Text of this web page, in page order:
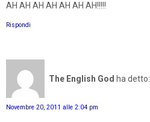
AH AH AH AH AH AH AH!!!!!
Rispondi
The English God ha detto:
Novembre 20, 2011 alle 2:04 pm